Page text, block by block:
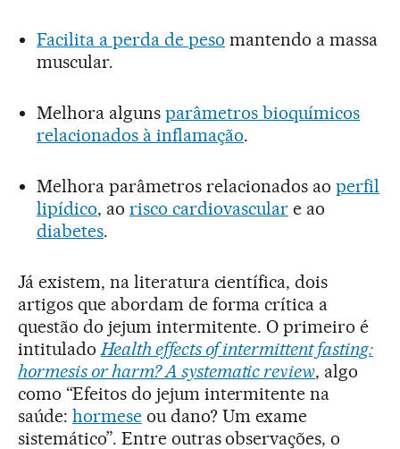
Facilita a perda de peso mantendo a massa
muscular.
Melhora alguns parâmetros bioquímicos
relacionados à inflamação.
Melhora parâmetros relacionados ao perfil
lipídico, ao risco cardiovascular e ao
diabetes.
Já existem, na literatura científica, dois
artigos que abordam de forma crítica a
questão do jejum intermitente. O primeiro é
intitulado Health effects of intermittent fasting:
hormesis or harm?A systematic review, algo
como “Efeitos do jejum intermitente na
saúde: hormeseou dano? Um exame
sistemático”. Entre outras observações, o